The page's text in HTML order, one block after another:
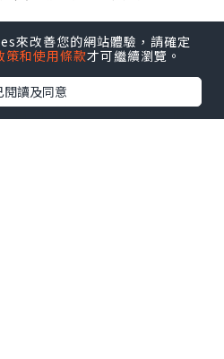
間不算大，但有一間
來改善您的網站體驗，請確定
策和使用條款才可繼續瀏覽。
閱讀及同意